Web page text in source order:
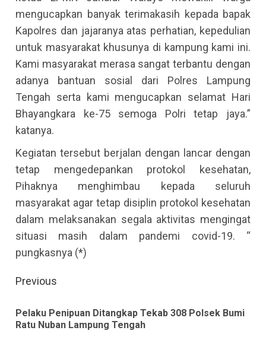
mengucapkan banyak terimakasih kepada bapak
Kapolres dan jajaranya atas perhatian, kepedulian
untuk masyarakat khusunya di kampung kami ini.
Kami masyarakat merasa sangat terbantu dengan
adanya bantuan sosial dari Polres Lampung
Tengah serta kami mengucapkan selamat Hari
Bhayangkara ke-75 semoga Polri tetap jaya.”
katanya.
Kegiatan tersebut berjalan dengan lancar dengan
tetap mengedepankan protokol kesehatan,
Pihaknya menghimbau kepada seluruh
masyarakat agar tetap disiplin protokol kesehatan
dalam melaksanakan segala aktivitas mengingat
situasi masih dalam pandemi covid-19. “
pungkasnya (*)
Continue
Previous
Pelaku Penipuan Ditangkap Tekab 308 Polsek Bumi
Ratu Nuban Lampung Tengah